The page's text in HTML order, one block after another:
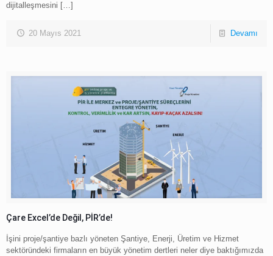
dijitalleşmesini […]
20 Mayıs 2021 Devamı
Çare Excel’de Değil, PİR’de!
İşini proje/şantiye bazlı yöneten Şantiye, Enerji, Üretim ve Hizmet
sektöründeki firmaların en büyük yönetim dertleri neler diye baktığımızda